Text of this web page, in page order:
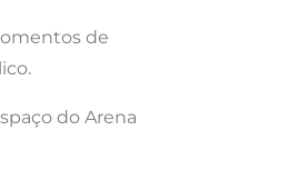
de
do Arena